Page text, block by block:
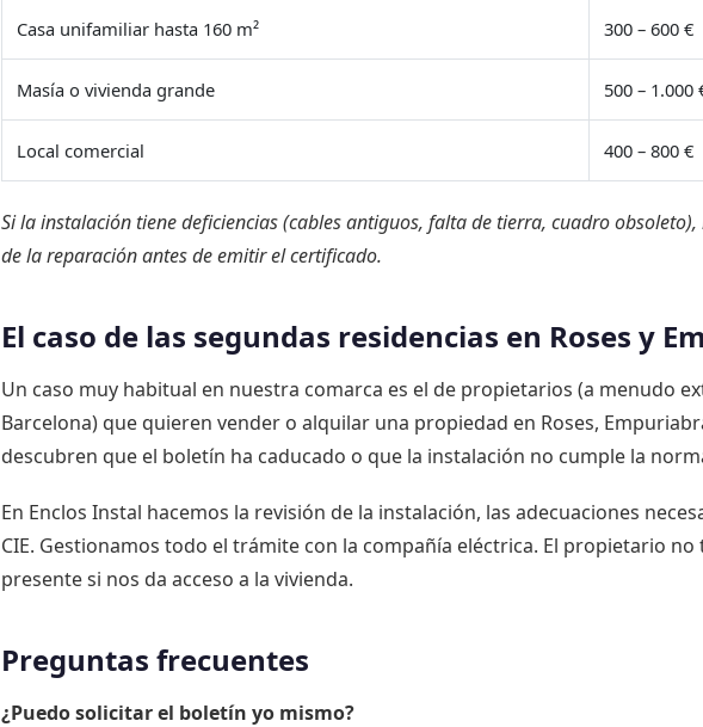
Casa unifamiliar hasta 160 m² 300 – 600 €
Masía o vivienda grande 500 – 1.000
Local comercial 400 – 800 €
Si la instalación tiene deficiencias (cables antiguos, falta de tierra, cuadro
de la reparación antes de emitir el certificado.
El caso de las segundas residencias en Roses y
Un caso muy habitual en nuestra comarca es el de propietarios (a menudo
Barcelona) que quieren vender o alquilar una propiedad en Roses,
descubren que el boletín ha caducado o que la instalación no cumple la
En Enclos Instal hacemos la revisión de la instalación, las adecuaciones
CIE. Gestionamos todo el trámite con la compañía eléctrica. El propietario
presente si nos da acceso a la vivienda.
Preguntas frecuentes
¿Puedo solicitar el boletín yo mismo?